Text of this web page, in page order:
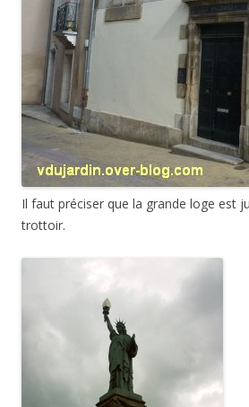
Il faut préciser que la grande loge est
trottoir.